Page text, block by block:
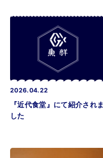
2026.04.22
『近代食堂』にて紹介されま
した